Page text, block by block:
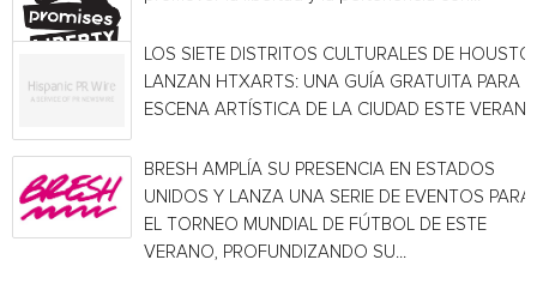
LOS SIETE DISTRITOS CULTURALES DE
LANZAN HTXARTS: UNA GUÍA GRATUITA PARA
ESCENA ARTÍSTICA DE LA CIUDAD ESTE
BRESH AMPLÍA SU PRESENCIA EN ESTADOS
UNIDOS Y LANZA UNA SERIE DE EVENTOS PARA
EL TORNEO MUNDIAL DE FÚTBOL DE ESTE
VERANO, PROFUNDIZANDO SU...